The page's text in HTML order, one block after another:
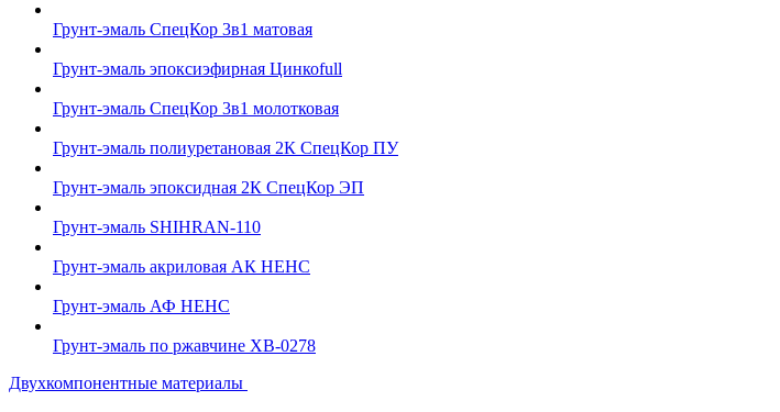
Грунт-эмаль СпецКор 3в1 матовая
Грунт-эмаль эпоксиэфирная Цинкоfull
Грунт-эмаль СпецКор 3в1 молотковая
Грунт-эмаль полиуретановая 2К СпецКор ПУ
Грунт-эмаль эпоксидная 2К СпецКор ЭП
Грунт-эмаль SHIHRAN-110
Грунт-эмаль акриловая АК НЕНС
Грунт-эмаль АФ НЕНС
Грунт-эмаль по ржавчине ХВ-0278
Двухкомпонентные материалы